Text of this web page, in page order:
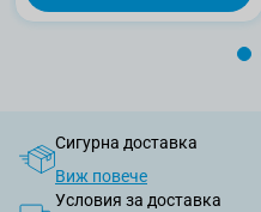
Сигурна доставка
Виж повече
Условия за доставка